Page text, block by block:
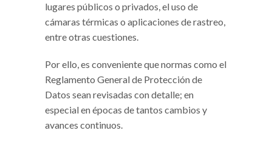
lugares públicos o privados, el uso de
cámaras térmicas o aplicaciones de rastreo,
entre otras cuestiones.
Por ello, es conveniente que normas como el
Reglamento General de Protección de
Datos sean revisadas con detalle; en
especial en épocas de tantos cambios y
avances continuos.